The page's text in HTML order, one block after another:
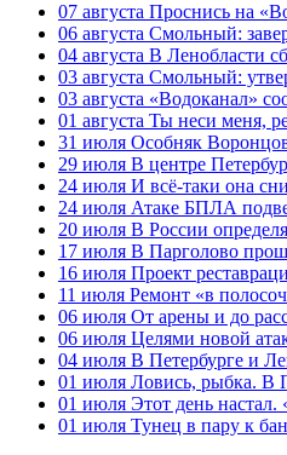
07 августа Проснись на
06 августа Смольный:
04 августа В Ленобласти
03 августа Смольный:
03 августа «Водоканал»
01 августа Ты неси меня,
31 июля Особняк
29 июля В центре
24 июля И всё-таки она
24 июля Атаке БПЛА
20 июля В России
17 июля В Парголово
16 июля Проект
11 июля Ремонт «в
06 июля От арены и до
06 июля Целями новой
04 июля В Петербурге и
01 июля Ловись, рыбка. В
01 июля Этот день настал.
01 июля Тунец в пару к